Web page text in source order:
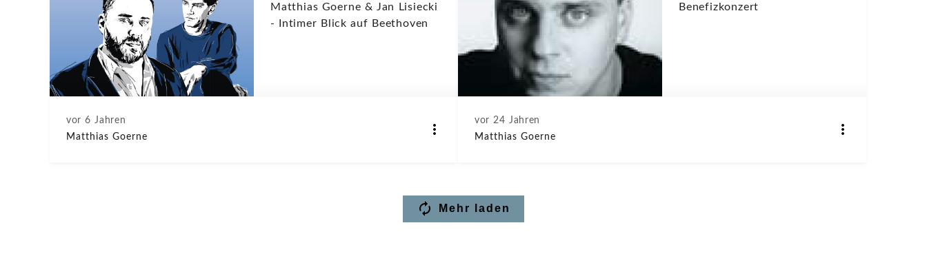
Matthias Goerne & Jan Lisiecki
- Intimer Blick auf Beethoven
vor 6 Jahren
Matthias Goerne
Benefizkonzert
vor 24 Jahren
Matthias Goerne
Mehr laden